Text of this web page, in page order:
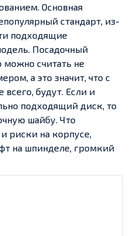
Основная
стандарт, из-
подходящие
Посадочный
можно считать не
а это значит, что с
будут. Если и
подходящий диск, то
шайбу. Что
риски на корпусе,
на шпинделе, громкий